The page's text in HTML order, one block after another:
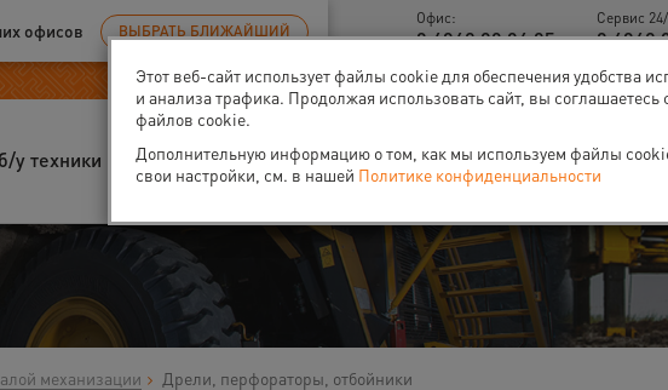
офисов ВЫБРАТЬ БЛИЖАЙШИЙ
Офис:
8 4842 90 94 95
Сервис
8 4842
у техники Запчасти О нас
механизации Дрели, перфораторы, отбойники
Этот веб-сайт использует файлы cookie для обеспечения удобства
и анализа трафика. Продолжая использовать сайт, вы соглашаетесь
файлов cookie.
Дополнительную информацию о том, как мы используем файлы
свои настройки, см. в нашей Политике конфиденциальности